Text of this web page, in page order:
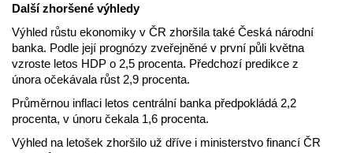
Další zhoršené výhledy
Výhled růstu ekonomiky v ČR zhoršila také Česká národní
banka. Podle její prognózy zveřejněné v první půli května
vzroste letos HDP o 2,5 procenta. Předchozí predikce z
února očekávala růst 2,9 procenta.
Průměrnou inflaci letos centrální banka předpokládá 2,2
procenta, v únoru čekala 1,6 procenta.
Výhled na letošek zhoršilo už dříve i ministerstvo financí ČR